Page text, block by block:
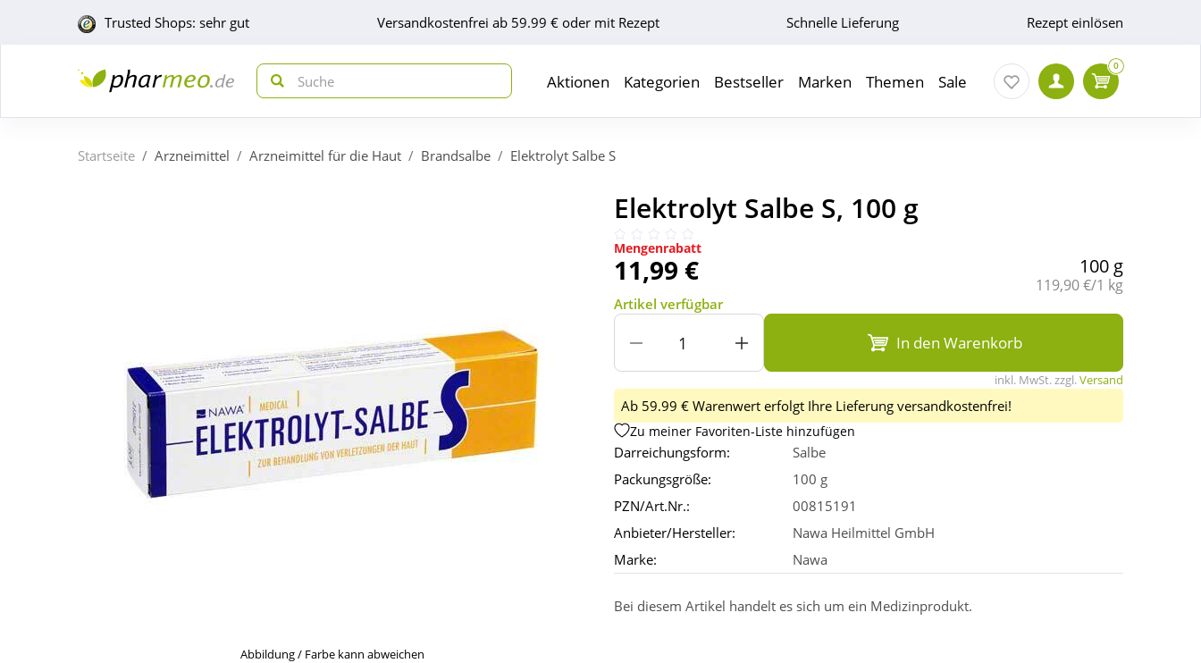
Trusted Shops: sehr gut Versandkostenfrei ab 59.99 € oder mit Rezept Schnelle Lieferung Rezept einlösen
Aktionen Kategorien Bestseller Marken Themen Sale
0
Startseite Arzneimittel Arzneimittel für die Haut Brandsalbe Elektrolyt Salbe S
Abbildung / Farbe kann abweichen
Elektrolyt Salbe S, 100 g
Mengenrabatt
11,99 € 100 g
Grundpreis:
119,90 €/1 kg
Artikel verfügbar
In den Warenkorb
inkl. MwSt. zzgl.Versand
Ab 59.99 € Warenwert erfolgt Ihre Lieferung versandkostenfrei!
Zu meiner Favoriten-Liste hinzufügen
Darreichungsform:
Salbe
Packungsgröße:
100 g
PZN/Art.Nr.:
00815191
Anbieter/Hersteller:
Nawa Heilmittel GmbH
Marke:
Nawa
Bei diesem Artikel handelt es sich um ein Medizinprodukt.